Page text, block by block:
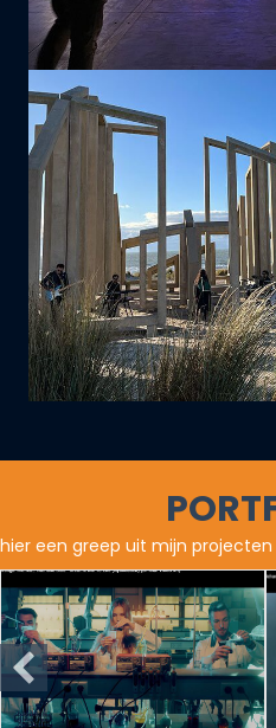
hier een greep uit mijn projecten